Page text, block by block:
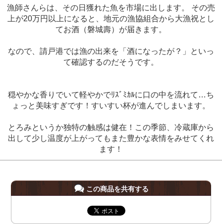
漁師さんらは、その日獲れた魚を市場に出します。 その売
上が20万円以上になると、地元の漁協組合から大漁祝とし
てお酒（磐城壽）が届きます。
なので、請戸港では漁の出来を「酒になったが？」といっ
て確認するのだそうです。
穏やかな香りでいて軽やかでﾘｽﾞﾐｶﾙに口の中を流れて…ち
ょっと美味すぎです！すいすい杯が進んでしまいます。
とろみというか独特の触感は健在！この季節、冷蔵庫から
出して少し温度が上がってもまた豊かな表情をみせてくれ
ます！
この商品を共有する